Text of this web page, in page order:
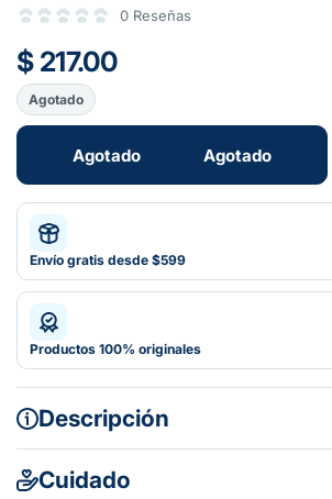
0 Reseñas
$ 217.00
Agotado
Agotado Agotado
Envío gratis desde $599
Productos 100% originales
Descripción
Modo de
Cuidado